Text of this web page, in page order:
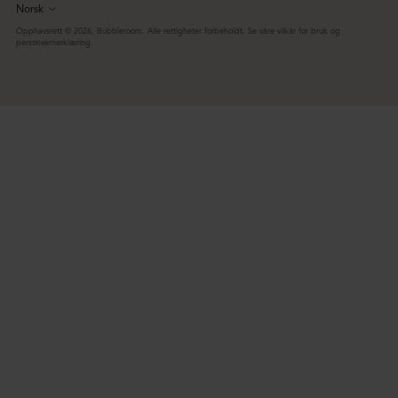
Språk
Norsk
Opphavsrett © 2026, Bubbleroom. Alle rettigheter forbeholdt. Se våre vilkår for bruk og
personvernerklæring.